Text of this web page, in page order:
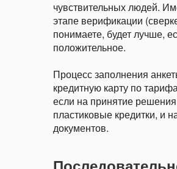
чувствительных людей.
этапе верификации
понимаете, будет лучше,
положительное.
Процесс заполнения
кредитную карту по
если на принятие
пластиковые кредитки, и
документов.